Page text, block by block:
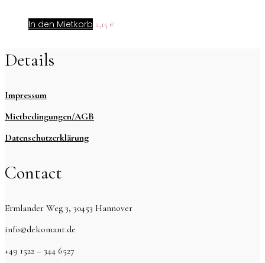
In den Mietkorb 2,15 €
Details
Impressum
Mietbedingungen/AGB
Datenschutzerklärung
Contact
Ermlander Weg 3, 30453 Hannover
info@dekomant.de
+49 1522 – 344 6527